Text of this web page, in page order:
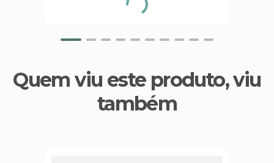
Quem viu este produto, viu
também